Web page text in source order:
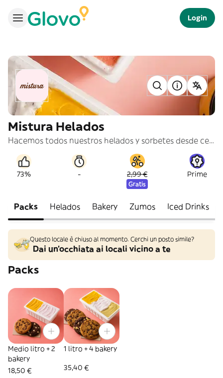
Login
Mistura Helados
Hacemos todos nuestros helados y sorbetes desde cero, con materias primas naturales y siempre que es posible, escogiendo los ingredientes de pequeños productores locales. @misturaicecream
73% - 2,99 €
Gratis
Prime
Packs Helados Bakery Zumos Iced Drinks
Questo locale è chiuso al momento. Cerchi un posto simile?
Dai un'occhiata ai locali vicino a te
Packs
Medio litro + 2
bakery
18,50 €
1 litro + 4 bakery
35,40 €